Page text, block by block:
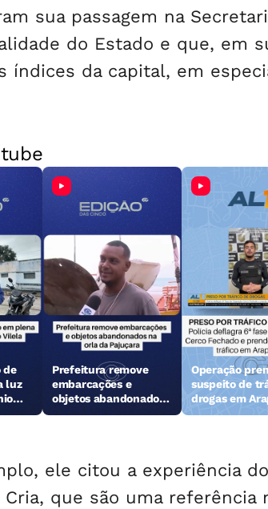
sua passagem na
do Estado e que, em
índices da capital, em
de
luz
Prefeitura remove
embarcações e
objetos abandonados
na orla da Pajuçara
Operação
suspeito de
drogas em
ele citou a experiência
Cria, que são uma